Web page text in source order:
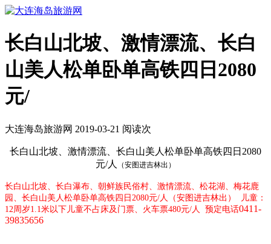
长白山北坡、激情漂流、长白
山美人松单卧单高铁四日2080
元/
大连海岛旅游网 2019-03-21 阅读次
长白山北坡、激情漂流、长白山美人松单卧单高铁四日2080
元/人
（安图进吉林出）
长白山北坡、长白瀑布、朝鲜族民俗村、激情漂流、松花湖、梅花鹿
园、长白山美人松单卧单高铁四日2080元/人（安图进吉林出） 儿童：
12周岁1.1米以下儿童不占床及门票、火车票480元/人 预定电话0411-
39835656